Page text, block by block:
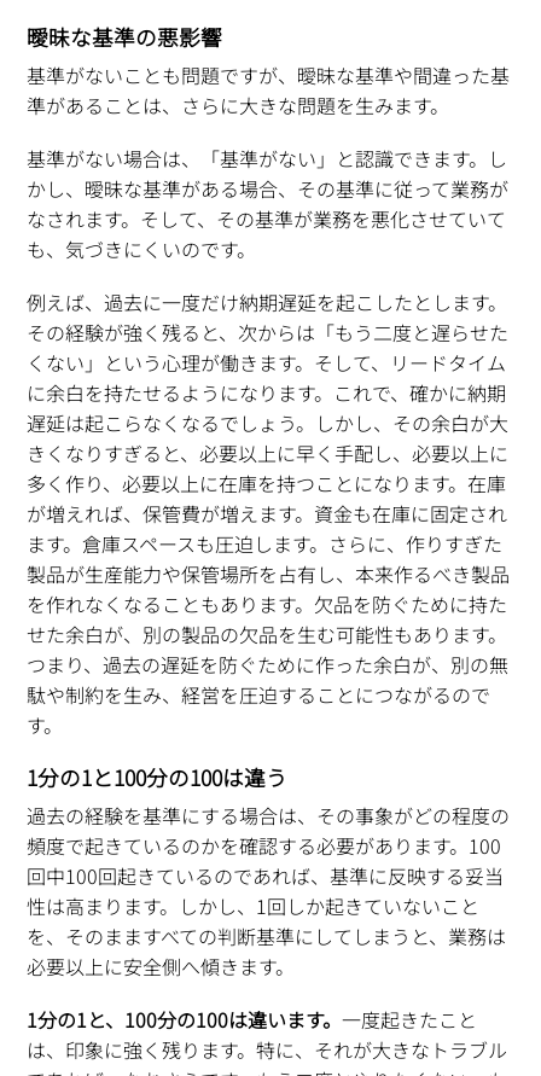
曖昧な基準の悪影響
基準がないことも問題ですが、曖昧な基準や間違った基
準があることは、さらに大きな問題を生みます。
基準がない場合は、「基準がない」と認識できます。し
かし、曖昧な基準がある場合、その基準に従って業務が
なされます。そして、その基準が業務を悪化させていて
も、気づきにくいのです。
例えば、過去に一度だけ納期遅延を起こしたとします。
その経験が強く残ると、次からは「もう二度と遅らせた
くない」という心理が働きます。そして、リードタイム
に余白を持たせるようになります。これで、確かに納期
遅延は起こらなくなるでしょう。しかし、その余白が大
きくなりすぎると、必要以上に早く手配し、必要以上に
多く作り、必要以上に在庫を持つことになります。在庫
が増えれば、保管費が増えます。資金も在庫に固定され
ます。倉庫スペースも圧迫します。さらに、作りすぎた
製品が生産能力や保管場所を占有し、本来作るべき製品
を作れなくなることもあります。欠品を防ぐために持た
せた余白が、別の製品の欠品を生む可能性もあります。
つまり、過去の遅延を防ぐために作った余白が、別の無
駄や制約を生み、経営を圧迫することにつながるので
す。
1分の1と100分の100は違う
過去の経験を基準にする場合は、その事象がどの程度の
頻度で起きているのかを確認する必要があります。100
回中100回起きているのであれば、基準に反映する妥当
性は高まります。しかし、1回しか起きていないこと
を、そのまますべての判断基準にしてしまうと、業務は
必要以上に安全側へ傾きます。
1分の1と、100分の100は違います。一度起きたこと
は、印象に強く残ります。特に、それが大きなトラブル